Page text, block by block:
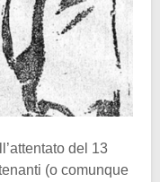
del 13
(o comunque